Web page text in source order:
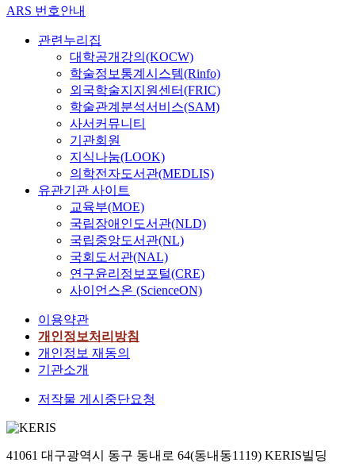
ARS 번호안내
관련누리집
대학공개강의(KOCW)
학술정보통계시스템(Rinfo)
외국학술지지원센터(FRIC)
학술관계분석서비스(SAM)
사서커뮤니티
기관회원
지식나눔(LOOK)
의학전자도서관(MEDLIS)
유관기관 사이트
교육부(MOE)
국립장애인도서관(NLD)
국립중앙도서관(NL)
국회도서관(NAL)
연구윤리정보포털(CRE)
사이언스온 (ScienceON)
이용약관
개인정보처리방침
개인정보 재동의
기관소개
저작물 게시중단요청
41061 대구광역시 동구 동내로 64(동내동1119) KERIS빌딩